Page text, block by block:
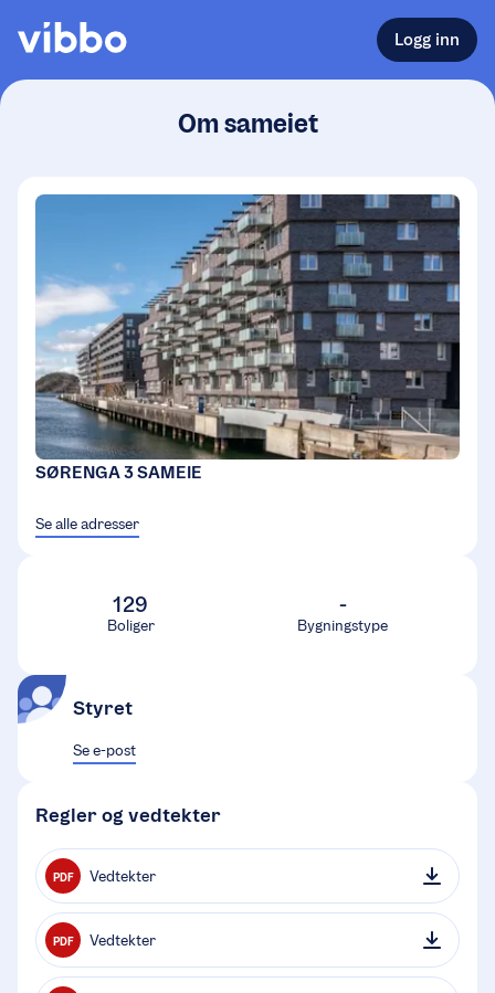
Logg inn
Om sameiet
SØRENGA 3 SAMEIE
Se alle adresser
129
Boliger
-
Bygningstype
Styret
Se e-post
Regler og vedtekter
PDF Vedtekter
PDF Vedtekter